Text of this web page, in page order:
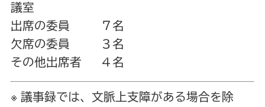
議室
出席の委員 ７名
欠席の委員 ３名
その他出席者 ４名
※ 議事録では、文脈上支障がある場合を除